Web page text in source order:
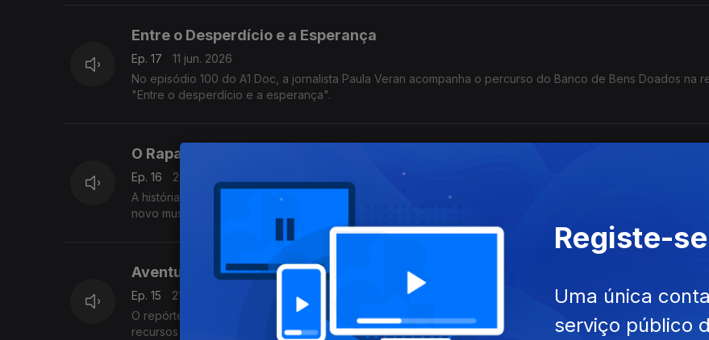
Entre o Desperdício e a Esperança
Ep. 17
11 jun. 2026
No episódio 100 do A1 Doc, a jornalista Paula Veran acompanha o percurso do Banco de Bens Doados na
"Entre o desperdício e a esperança".
O Rapaz de Pavio Curto
Ep. 16
28 mai. 2026
A história de José Teixeira, dono de uma das maiores empresas de construção do país e fundador do
novo museu de arte contemporânea em Braga.
Aventura Crioula: como Cabo-Verde surpreendeu o Mundo
Ep. 15
21 mai. 2026
O repórter Frederico Pinheiro viajou pelas ilhas cabo-verdianas para perceber como é que um povo quase
recursos naturais construiu um dos Estados mais estáveis de África.
Registe-
Uma única
serviço público